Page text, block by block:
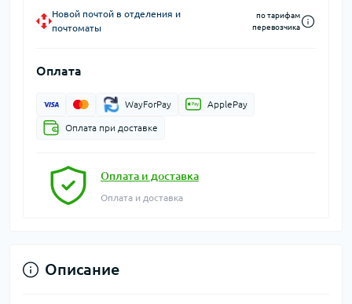
Новой почтой в отделения и
почтоматы
по тарифам
перевозчика
Оплата
WayForPay ApplePay
Оплата при доставке
Оплата и доставка
Оплата и доставка
Описание